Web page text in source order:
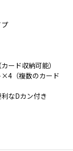
ード収納可能）
×4（複数のカード
なDカン付き